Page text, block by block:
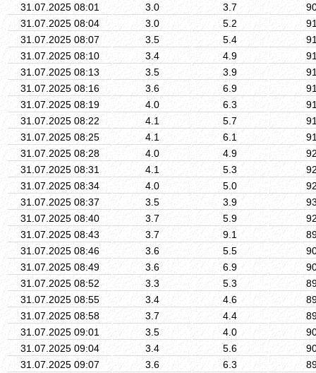
31.07.2025 08:01
3.0 3.7
31.07.2025 08:04
3.0 5.2
31.07.2025 08:07
3.5 5.4
31.07.2025 08:10
3.4 4.9
31.07.2025 08:13
3.5 3.9
31.07.2025 08:16
3.6 6.9
31.07.2025 08:19
4.0 6.3
31.07.2025 08:22
4.1 5.7
31.07.2025 08:25
4.1 6.1
31.07.2025 08:28
4.0 4.9
31.07.2025 08:31
4.1 5.3
31.07.2025 08:34
4.0 5.0
31.07.2025 08:37
3.5 3.9
31.07.2025 08:40
3.7 5.9
31.07.2025 08:43
3.7 9.1
31.07.2025 08:46
3.6 5.5
31.07.2025 08:49
3.6 6.9
31.07.2025 08:52
3.3 5.3
31.07.2025 08:55
3.4 4.6
31.07.2025 08:58
3.7 4.4
31.07.2025 09:01
3.5 4.0
31.07.2025 09:04
3.4 5.6
31.07.2025 09:07
3.6 6.3